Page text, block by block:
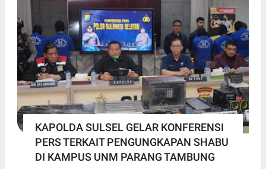
KAPOLDA SULSEL GELAR KONFERENSI
PERS TERKAIT PENGUNGKAPAN SHABU
DI KAMPUS UNM PARANG TAMBUNG